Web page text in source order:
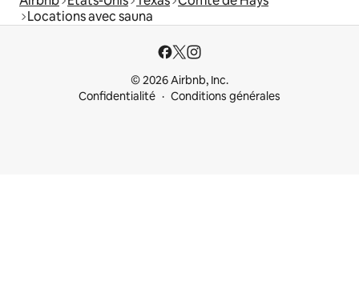
Locations avec sauna
© 2026 Airbnb, Inc.
Confidentialité
Conditions générales